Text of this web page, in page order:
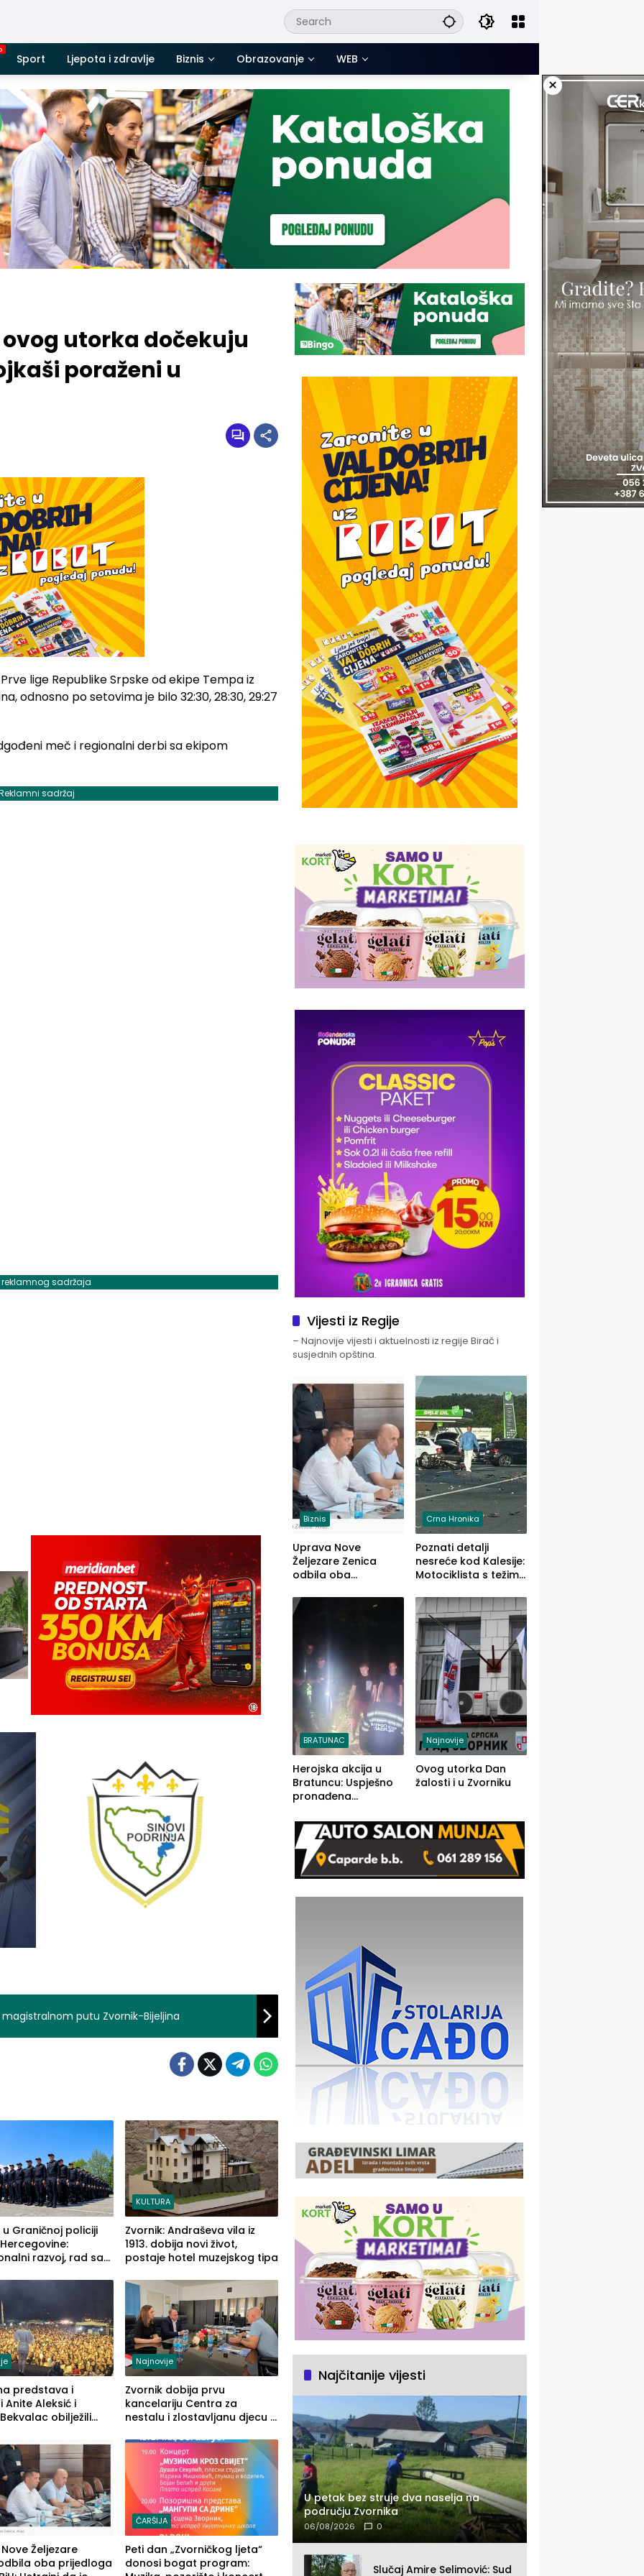
Sport Ljepota i zdravlje Biznis Obrazovanje WEB
×
utorka dočekuju
poraženi u
lige Republike Srpske od ekipe Tempa iz
odnosno po setovima je bilo 32:30, 28:30, 29:27
meč i regionalni derbi sa ekipom
sadržaj
reklamnog sadržaja
putu Zvornik-Bijeljina
u Graničnoj policiji
razvoj, rad sa
KULTURA
Zvornik: Andraševa vila iz
1913. dobija novi život,
postaje hotel muzejskog tipa
predstava i
Anite Aleksić i
obilježili
Najnovije
Zvornik dobija prvu
kancelariju Centra za
nestalu i zlostavljanu djecu u
Željezare
oba prijedloga
ČARŠIJA
Peti dan „Zvorničkog ljeta“
donosi bogat program:
Vijesti iz Regije
– Najnovije vijesti i aktuelnosti iz regije Birač i
susjednih opština.
Biznis
Uprava Nove
Željezare Zenica
odbila oba
FBiH: Ustrajni da je
stečaj jedino rješenje
Crna Hronika
Poznati detalji
nesreće kod Kalesije:
Motociklista s težim,
lakšim povredama
BRATUNAC
Herojska akcija u
Bratuncu: Uspješno
pronađena
a Ivanka Lazić,
rodom iz Kravice.
Najnovije
Ovog utorka Dan
žalosti i u Zvorniku
Najčitanije vijesti
U petak bez struje dva naselja na
području Zvornika
06/08/2026 0
Slučaj Amire Selimović: Sud